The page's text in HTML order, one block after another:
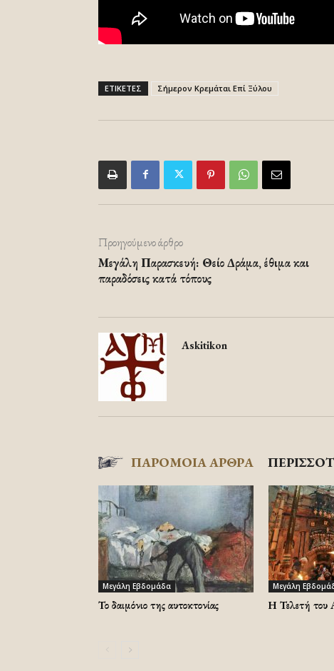
ΕΤΙΚΕΤΕΣ Σήμερον Κρεμάται Επί Ξύλου
Προηγούμενο άρθρο
Μεγάλη Παρασκευή: Θείο Δράμα, έθιμα και
παραδόσεις κατά τόπους
Askitikon
ΠΑΡΟΜΟΙΑ ΑΡΘΡΑ
Μεγάλη Εβδομάδα
Το δαιμόνιο της αυτοκτονίας
Μεγάλη
Η Τελετή του